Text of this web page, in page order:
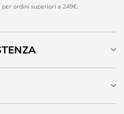
ordini superiori a 249€.